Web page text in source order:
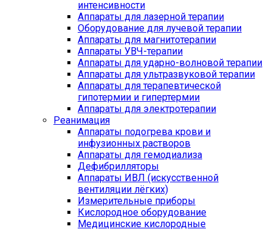
интенсивности
Аппараты для лазерной терапии
Оборудование для лучевой терапии
Аппараты для магнитотерапии
Аппараты УВЧ-терапии
Аппараты для ударно-волновой терапии
Аппараты для ультразвуковой терапии
Аппараты для терапевтической
гипотермии и гипертермии
Аппараты для электротерапии
Реанимация
Аппараты подогрева крови и
инфузионных растворов
Аппараты для гемодиализа
Дефибрилляторы
Аппараты ИВЛ (искусственной
вентиляции лёгких)
Измерительные приборы
Кислородное оборудование
Медицинские кислородные